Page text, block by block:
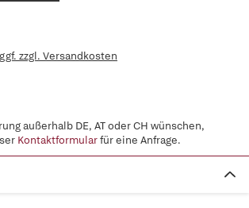
zzgl. Versandkosten
außerhalb DE, AT oder CH wünschen,
Kontaktformularfür eine Anfrage.